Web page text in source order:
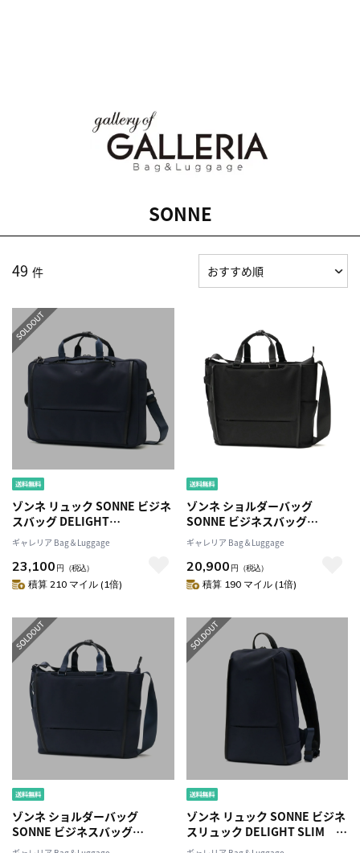
SONNE
49 件
ゾンネ リュック SONNE ビジネ
スバッグ DELIGHT
3WAYBUSINESS BAG ビジネス
リュック 3WAY ビジネス 大容量
B4 A4 ブリーフケース ショルダ
ー 通勤 撥水 ノートPC メンズ
ギャレリア Bag＆Luggage
23,100 円 （税込）
積算 210 マイル (1倍)
ゾンネ ショルダーバッグ
SONNE ビジネスバッグ
DELIGHT
SHOULDERBUSINESS BAG シ
ョルダー 2WAY ビジネス A4 通
勤 撥水 手持ち バッグ ノートPC
ギャレリア Bag＆Luggage
20,900 円 （税込）
積算 190 マイル (1倍)
ゾンネ ショルダーバッグ
SONNE ビジネスバッグ
DELIGHT
ゾンネ リュック SONNE ビジネ
スリュック DELIGHT SLIM
BUSINESS BAG ビジネスバッ